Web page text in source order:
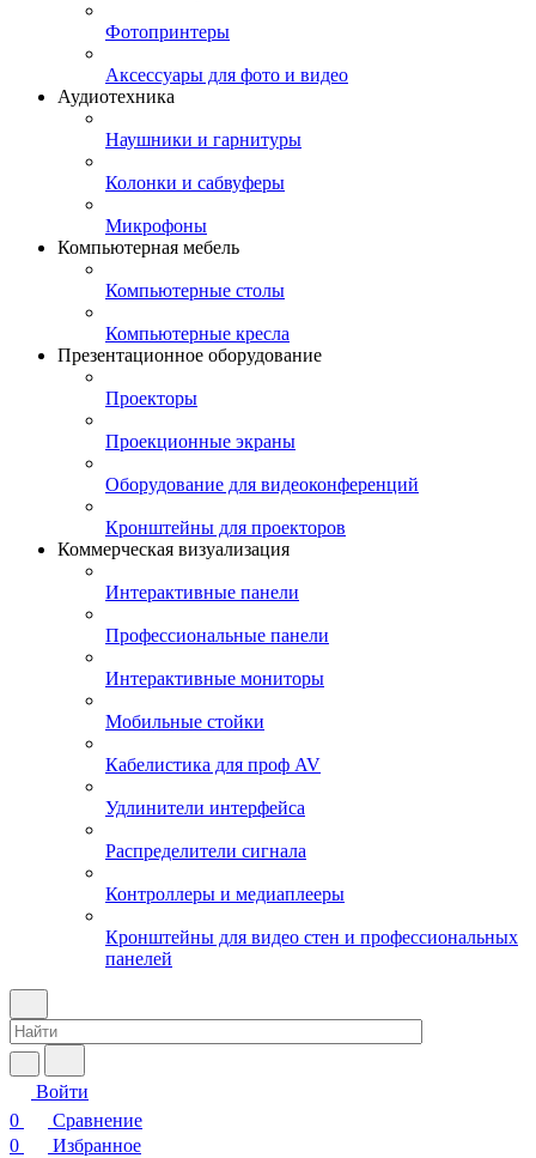
Фотопринтеры
Аксессуары для фото и видео
Аудиотехника
Наушники и гарнитуры
Колонки и сабвуферы
Микрофоны
Компьютерная мебель
Компьютерные столы
Компьютерные кресла
Презентационное оборудование
Проекторы
Проекционные экраны
Оборудование для видеоконференций
Кронштейны для проекторов
Коммерческая визуализация
Интерактивные панели
Профессиональные панели
Интерактивные мониторы
Мобильные стойки
Кабелистика для проф AV
Удлинители интерфейса
Распределители сигнала
Контроллеры и медиаплееры
Кронштейны для видео стен и профессиональных
панелей
Войти
0
Сравнение
0
Избранное